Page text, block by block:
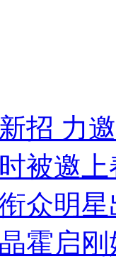
减压"枕头大战"
招 力
被邀
众明
霍启